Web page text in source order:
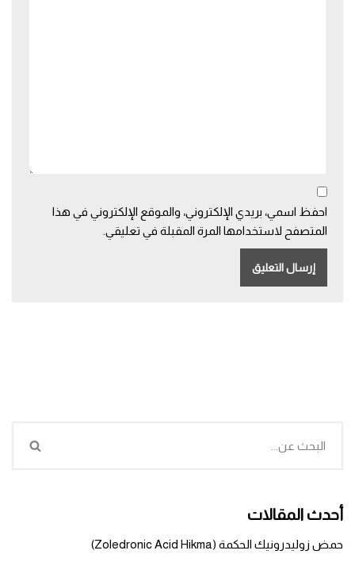
احفظ اسمي، بريدي الإلكتروني، والموقع الإلكتروني في هذا
المتصفح لاستخدامها المرة المقبلة في تعليقي.
أحدث المقالات
حمض زوليدرونيك الحكمة (Zoledronic Acid Hikma)